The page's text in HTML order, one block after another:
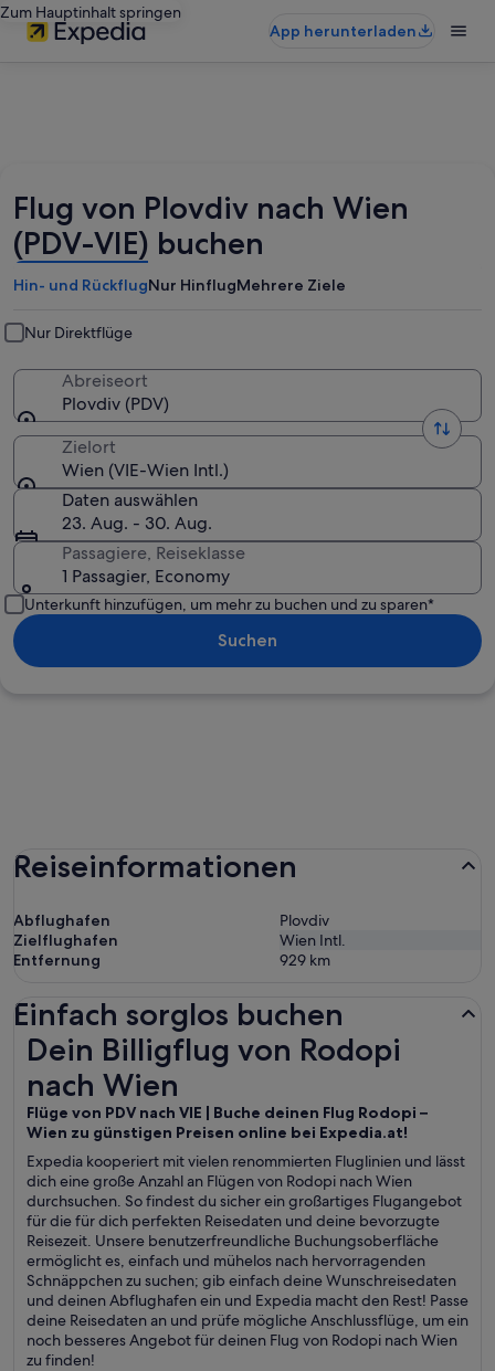
Zum Hauptinhalt springen
App herunterladen
Flug von Plovdiv nach Wien
(PDV-VIE) buchen
Hin- und RückflugNur HinflugMehrere Ziele
Nur Direktflüge
Abreiseort
Plovdiv (PDV)
Zielort
Wien (VIE-Wien Intl.)
Daten auswählen
23. Aug. - 30. Aug.
Passagiere, Reiseklasse
1 Passagier, Economy
Unterkunft hinzufügen, um mehr zu buchen und zu sparen*
Suchen
Reiseinformationen
Abflughafen
Plovdiv
Zielflughafen
Wien Intl.
Entfernung
929 km
Einfach sorglos buchen
Dein Billigflug von Rodopi
nach Wien
Flüge von PDV nach VIE | Buche deinen Flug Rodopi –
Wien zu günstigen Preisen online bei Expedia.at!
Expedia kooperiert mit vielen renommierten Fluglinien und lässt
dich eine große Anzahl an Flügen von Rodopi nach Wien
durchsuchen. So findest du sicher ein großartiges Flugangebot
für die für dich perfekten Reisedaten und deine bevorzugte
Reisezeit. Unsere benutzerfreundliche Buchungsoberfläche
ermöglicht es, einfach und mühelos nach hervorragenden
Schnäppchen zu suchen; gib einfach deine Wunschreisedaten
und deinen Abflughafen ein und Expedia macht den Rest! Passe
deine Reisedaten an und prüfe mögliche Anschlussflüge, um ein
noch besseres Angebot für deinen Flug von Rodopi nach Wien
zu finden!
Dein Billigflug von Rodopi nach Wien